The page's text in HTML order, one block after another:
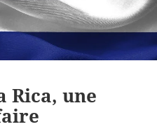
Rica, une